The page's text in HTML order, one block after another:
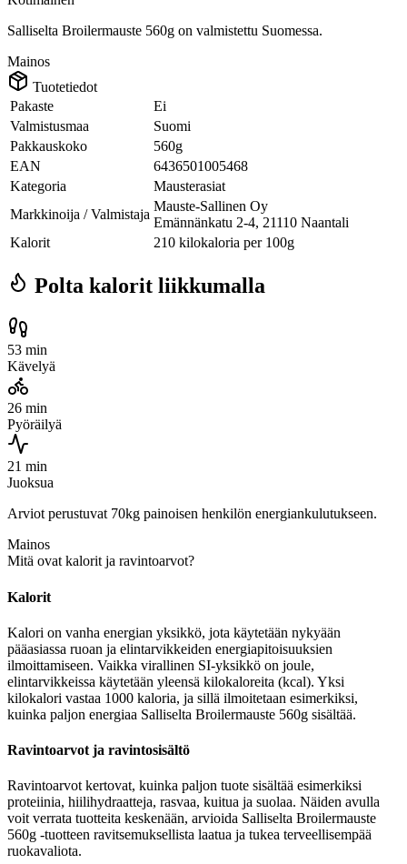
Salliselta Broilermauste 560g on valmistettu Suomessa.
Mainos
Tuotetiedot
Pakaste
Ei
Valmistusmaa
Suomi
Pakkauskoko
560g
EAN
6436501005468
Kategoria
Mausterasiat
Markkinoija / Valmistaja
Mauste-Sallinen Oy
Emännänkatu 2-4, 21110 Naantali
Kalorit
210 kilokaloria per 100g
Polta kalorit liikkumalla
53 min
Kävelyä
26 min
Pyöräilyä
21 min
Juoksua
Arviot perustuvat 70kg painoisen henkilön energiankulutukseen.
Mainos
Mitä ovat kalorit ja ravintoarvot?
Kalorit
Kalori on vanha energian yksikkö, jota käytetään nykyään
pääasiassa ruoan ja elintarvikkeiden energiapitoisuuksien
ilmoittamiseen. Vaikka virallinen SI-yksikkö on joule,
elintarvikkeissa käytetään yleensä kilokaloreita (kcal). Yksi
kilokalori vastaa 1000 kaloria, ja sillä ilmoitetaan esimerkiksi,
kuinka paljon energiaa Salliselta Broilermauste 560g sisältää.
Ravintoarvot ja ravintosisältö
Ravintoarvot kertovat, kuinka paljon tuote sisältää esimerkiksi
proteiinia, hiilihydraatteja, rasvaa, kuitua ja suolaa. Näiden avulla
voit verrata tuotteita keskenään, arvioida Salliselta Broilermauste
560g -tuotteen ravitsemuksellista laatua ja tukea terveellisempää
ruokavaliota.